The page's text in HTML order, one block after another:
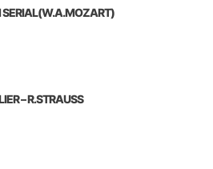
SERIAL(W.A.MOZART)
– R.STRAUSS